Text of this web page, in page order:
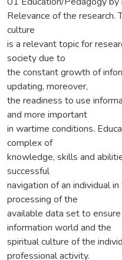
Relevance of the research.
culture
is a relevant topic for
society due to
the constant growth of
updating, moreover,
the readiness to use
and more important
in wartime conditions.
complex of
knowledge, skills and
successful
navigation of an individual
processing of the
available data set to
information world and the
spiritual culture of the
professional activity.